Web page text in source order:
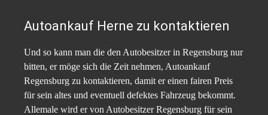
Autoankauf Herne zu kontaktieren
Und so kann man die den Autobesitzer in Regensburg nur
bitten, er möge sich die Zeit nehmen, Autoankauf
Regensburg zu kontaktieren, damit er einen fairen Preis
für sein altes und eventuell defektes Fahrzeug bekommt.
Allemale wird er von Autobesitzer Regensburg für sein